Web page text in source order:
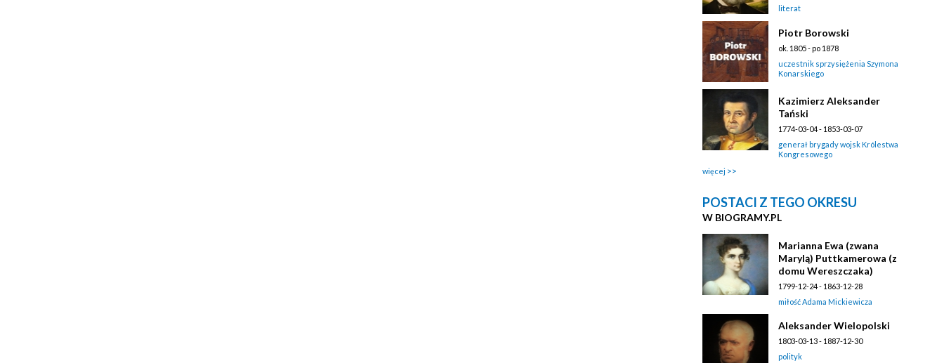
literat
Piotr Borowski
ok. 1805 - po 1878
uczestnik sprzysiężenia Szymona
Konarskiego
Kazimierz Aleksander
Tański
1774-03-04 - 1853-03-07
generał brygady wojsk Królestwa
Kongresowego
więcej
POSTACI Z TEGO OKRESU
W BIOGRAMY.PL
Marianna Ewa (zwana
Marylą) Puttkamerowa (z
domu Wereszczaka)
1799-12-24 - 1863-12-28
miłość Adama Mickiewicza
Aleksander Wielopolski
1803-03-13 - 1887-12-30
polityk